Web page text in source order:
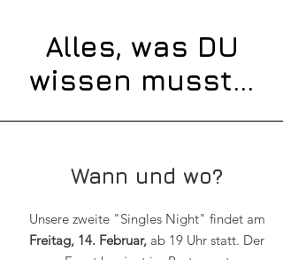
Alles, was DU
wissen musst...
Wann und wo?
Unsere zweite "Singles Night" findet am
Freitag, 14. Februar, ab 19 Uhr statt. Der